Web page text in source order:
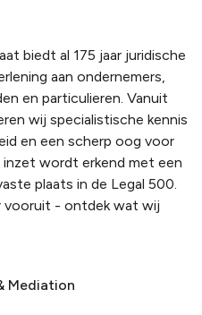
biedt al 175 jaar juridische
aan ondernemers,
en particulieren. Vanuit
wij specialistische kennis
en een scherp oog voor
inzet wordt erkend met een
plaats in de Legal 500.
vooruit - ontdek wat wij
Mediation